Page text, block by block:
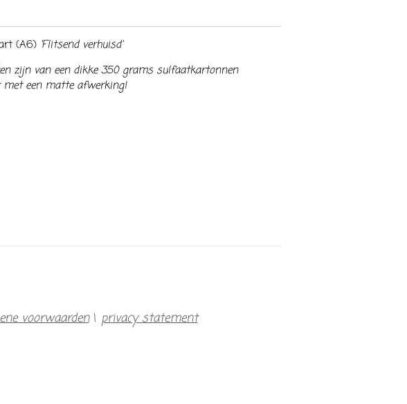
(A6) 'Flitsend verhuisd'
zijn van een dikke 350 grams sulfaatkartonnen
een matte afwerking!
voorwaarden| privacy statement